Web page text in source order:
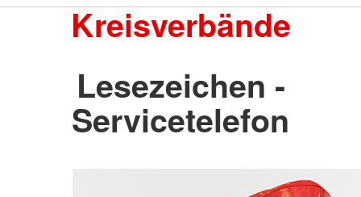
Kreisverbände
Lesezeichen -
Servicetelefon